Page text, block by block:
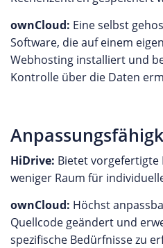
ownCloud: Eine selbst
Software, die auf einem
Webhosting installiert und
Kontrolle über die Daten
HiDrive: Bietet vorgefertigte
weniger Raum für
ownCloud: Höchst
Quellcode geändert und
spezifische Bedürfnisse zu